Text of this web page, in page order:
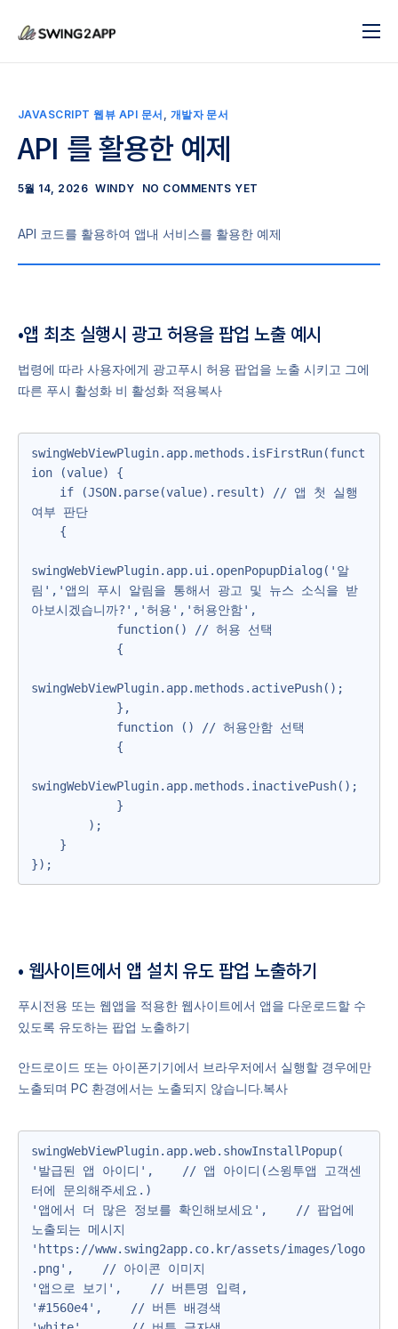
블로그
도움말
JAVASCRIPT 웹뷰 API 문서 , 개발자 문서
API 를 활용한 예제
5월 14, 2026 WINDY NO COMMENTS YET
API 코드를 활용하여 앱내 서비스를 활용한 예제
•앱 최초 실행시 광고 허용을 팝업 노출 예시
법령에 따라 사용자에게 광고푸시 허용 팝업을 노출 시키고 그에
따른 푸시 활성화 비 활성화 적용복사
swingWebViewPlugin.app.methods.isFirstRun(funct
ion (value) {
여부 판단
swingWebViewPlugin.app.ui.openPopupDialog('알
림','앱의 푸시 알림을 통해서 광고 및 뉴스 소식을 받
아보시겠습니까?','허용','허용안함',
swingWebViewPlugin.app.methods.activePush();
swingWebViewPlugin.app.methods.inactivePush();
});
• 웹사이트에서 앱 설치 유도 팝업 노출하기
푸시전용 또는 웹앱을 적용한 웹사이트에서 앱을 다운로드할 수
있도록 유도하는 팝업 노출하기
안드로이드 또는 아이폰기기에서 브라우저에서 실행할 경우에만
노출되며 PC 환경에서는 노출되지 않습니다.복사
swingWebViewPlugin.app.web.showInstallPopup(
'발급된 앱 아이디',    // 앱 아이디(스윙투앱 고객센
터에 문의해주세요.)
'앱에서 더 많은 정보를 확인해보세요',    // 팝업에
노출되는 메시지
'https://www.swing2app.co.kr/assets/images/logo
.png',    // 아이콘 이미지
'앱으로 보기',    // 버튼명 입력,
'#1560e4',    // 버튼 배경색